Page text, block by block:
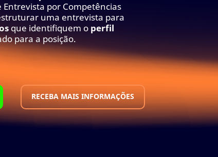
por Competências
uma entrevista para
que identifiquem o perfil
para a posição.
RECEBA MAIS INFORMAÇÕES